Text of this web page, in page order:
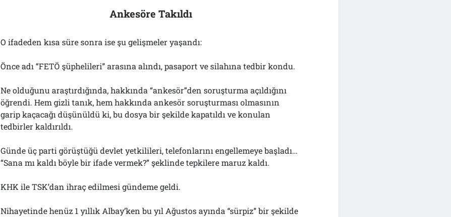
Ankesöre Takıldı
O ifadeden kısa süre sonra ise şu gelişmeler yaşandı:
Önce adı “FETÖ şüphelileri” arasına alındı, pasaport ve silahına tedbir kondu.
Ne olduğunu araştırdığında, hakkında “ankesör”den soruşturma açıldığını
öğrendi. Hem gizli tanık, hem hakkında ankesör soruşturması olmasının
garip kaçacağı düşünüldü ki, bu dosya bir şekilde kapatıldı ve konulan
tedbirler kaldırıldı.
Günde üç parti görüştüğü devlet yetkilileri, telefonlarını engellemeye başladı…
“Sana mı kaldı böyle bir ifade vermek?” şeklinde tepkilere maruz kaldı.
KHK ile TSK’dan ihraç edilmesi gündeme geldi.
Nihayetinde henüz 1 yıllık Albay’ken bu yıl Ağustos ayında “sürpiz” bir şekilde